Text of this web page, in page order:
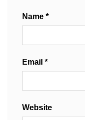
Name *
Email *
Website